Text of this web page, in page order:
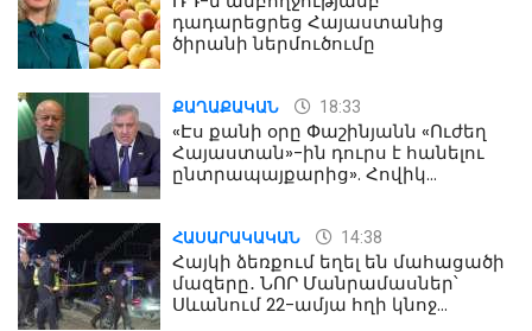
դադարեցրեց Հայաստանից
ծիրանի ներմուծումը
ՔԱՂԱՔԱԿԱՆ 18:33
«Էս քանի օրը Փաշինյանն «Ուժեղ
Հայաստան»-ին դուրս է հանելու
ընտրապայքարից». Հովիկ
ՀԱՍԱՐԱԿԱԿԱՆ 14:38
Հայկի ձեռքում եղել են մահացածի
մազերը․ ՆՈՐ Մանրամասներ՝
Սևանում 22-ամյա հղի կնոջ